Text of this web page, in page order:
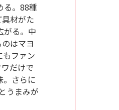
る。88種
材がた
がる。中
はマヨ
もファン
だけで
。さらに
うまみが